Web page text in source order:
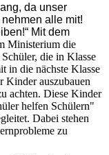
da unser
alle mit!
Mit dem
Ministerium die
die in Klasse
in die nächste Klasse
Kinder auszubauen
achten. Diese Kinder
helfen Schülern"
Dabei stehen
zu